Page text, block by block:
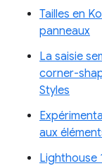
Tailles en
panneaux
La saisie
corner-
Styles
aux
Lighthouse